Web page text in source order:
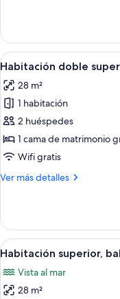
doble
superior,
balcón
Abrir
todas
las
fotos
de
Habitación
doble
balcón,
la
piscina
5
Habitación doble
28 m²
1 habitación
2 huéspedes
1 cama de matrimonio
Wifi gratis
Ver más detalles
Más
doble
superior,
balcón,
a
la
Abrir
todas
las
fotos
4
Habitación superior,
Vista al mar
28 m²